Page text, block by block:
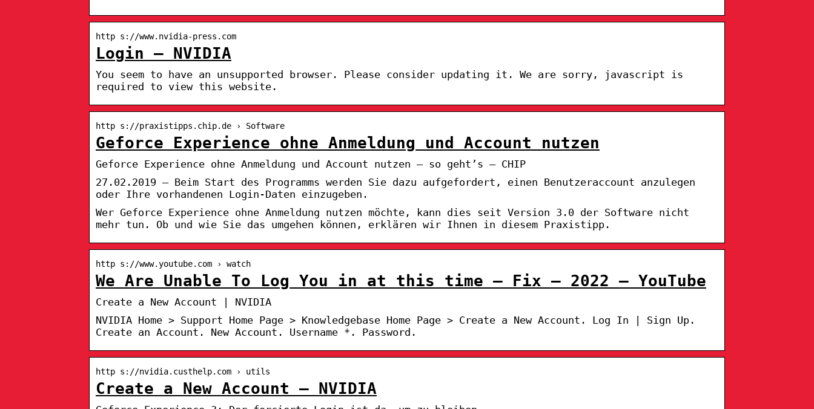
http s://www.nvidia-press.com
Login – NVIDIA
You seem to have an unsupported browser. Please consider updating it. We are sorry, javascript is
required to view this website.
http s://praxistipps.chip.de › Software
Geforce Experience ohne Anmeldung und Account nutzen
Geforce Experience ohne Anmeldung und Account nutzen – so geht’s – CHIP
27.02.2019 — Beim Start des Programms werden Sie dazu aufgefordert, einen Benutzeraccount anzulegen
oder Ihre vorhandenen Login-Daten einzugeben.
Wer Geforce Experience ohne Anmeldung nutzen möchte, kann dies seit Version 3.0 der Software nicht
mehr tun. Ob und wie Sie das umgehen können, erklären wir Ihnen in diesem Praxistipp.
http s://www.youtube.com › watch
We Are Unable To Log You in at this time – Fix – 2022 – YouTube
Create a New Account | NVIDIA
NVIDIA Home > Support Home Page > Knowledgebase Home Page > Create a New Account. Log In | Sign Up.
Create an Account. New Account. Username *. Password.
http s://nvidia.custhelp.com › utils
Create a New Account – NVIDIA